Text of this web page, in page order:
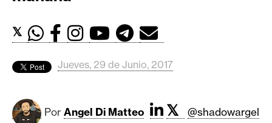
i
M
c
𝕏
Jueves, 29 de Junio, 2017
Por Angel Di Matteo 𝕏
@shadowargel